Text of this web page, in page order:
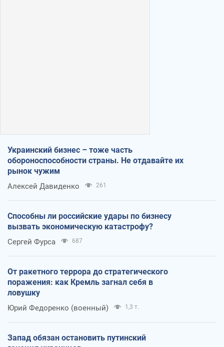
Украинский бизнес – тоже часть
обороноспособности страны. Не отдавайте их
рынок чужим
Алексей Давиденко 261
Способны ли российские удары по бизнесу
вызвать экономическую катастрофу?
Сергей Фурса 687
От ракетного террора до стратегического
поражения: как Кремль загнал себя в
ловушку
Юрий Федоренко (военный) 1,3 т.
Запад обязан остановить путинский